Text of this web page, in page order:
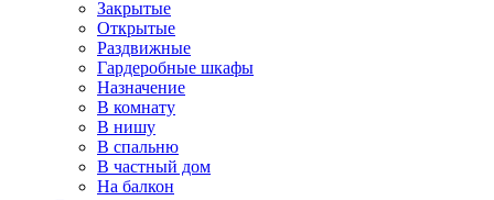
Закрытые
Открытые
Раздвижные
Гардеробные шкафы
Назначение
В комнату
В нишу
В спальню
В частный дом
На балкон